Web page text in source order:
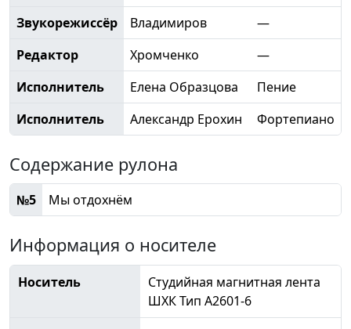
Звукорежиссёр Владимиров
—
Редактор
Хромченко
—
Исполнитель
Елена Образцова
Пение
Исполнитель
Александр Ерохин Фортепиано
Содержание рулона
№5 Мы отдохнём
Информация о носителе
Носитель
Студийная магнитная лента
ШХК Тип А2601-6